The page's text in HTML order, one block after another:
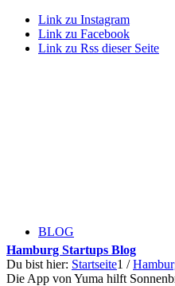
Link zu Instagram
Link zu Facebook
Link zu Rss dieser Seite
BLOG
Hamburg Startups Blog
Du bist hier: Startseite1 /
Die App von Yuma hilft